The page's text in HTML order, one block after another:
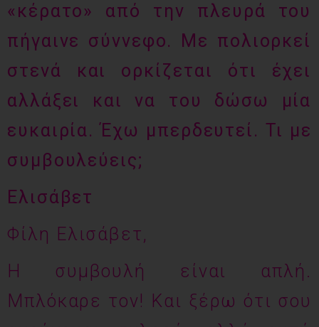
«κέρατο» από την πλευρά του
πήγαινε σύννεφο. Με πολιορκεί
στενά και ορκίζεται ότι έχει
αλλάξει και να του δώσω μία
ευκαιρία. Έχω μπερδευτεί. Τι με
συμβουλεύεις;
Ελισάβετ
Φίλη Ελισάβετ,
Η συμβουλή είναι απλή.
Μπλόκαρε τον! Και ξέρω ότι σου